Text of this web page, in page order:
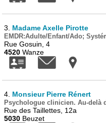
3. Madame Axelle Pirotte
EMDR:Adulte/Enfant/Ado;
Rue Gosuin, 4
4520 Wanze
4. Monsieur Pierre Rénert
Psychologue clinicien. Au-delà
Rue des Taillettes, 12a
5030 Beuzet